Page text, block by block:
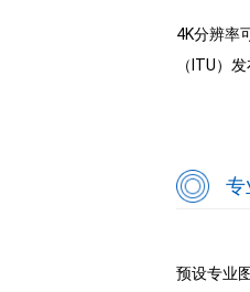
4K分辨率
（ITU）
专
预设专业